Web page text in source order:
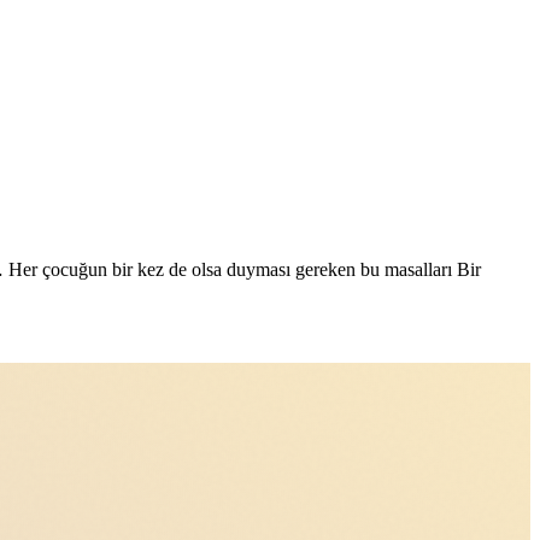
çocuğun bir kez de olsa duyması gereken bu masalları Bir